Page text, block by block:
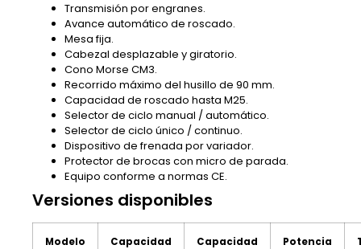
Transmisión por engranes.
Avance automático de roscado.
Mesa fija.
Cabezal desplazable y giratorio.
Cono Morse CM3.
Recorrido máximo del husillo de 90 mm.
Capacidad de roscado hasta M25.
Selector de ciclo manual / automático.
Selector de ciclo único / continuo.
Dispositivo de frenada por variador.
Protector de brocas con micro de parada.
Equipo conforme a normas CE.
Versiones disponibles
Modelo Capacidad Capacidad Potencia